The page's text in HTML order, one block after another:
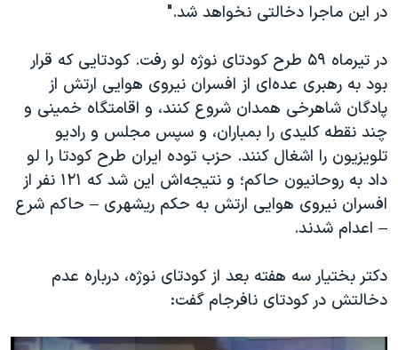
در این ماجرا دخالتی نخواهد شد."
در تیرماه ۵۹ طرح کودتای نوژه لو رفت. کودتایی که قرار
بود به رهبری عده‌ای از افسران نیروی هوایی ارتش از
پادگان شاهرخی همدان شروع کنند، و اقامتگاه خمینی و
چند نقطه کلیدی را بمباران، و سپس مجلس و رادیو
تلویزیون را اشغال کنند. حزب توده ایران طرح کودتا را لو
داد به روحانیون حاکم؛ و نتیجه‌اش این شد که ۱۲۱ نفر از
افسران نیروی هوایی ارتش به حکم ریشهری – حاکم شرع
– اعدام شدند.
دکتر بختیار سه هفته بعد از کودتای نوژه، درباره عدم
دخالتش در کودتای نافرجام گفت: